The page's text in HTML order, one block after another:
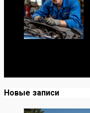
Новые записи